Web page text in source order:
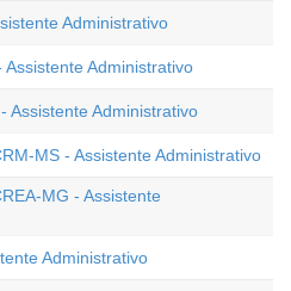
Administrativo
Administrativo
Assistente Administrativo
MS - Assistente Administrativo
MG - Assistente
Administrativo